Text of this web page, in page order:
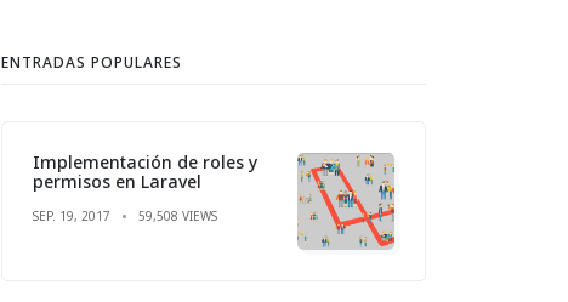
ENTRADAS POPULARES
Implementación de roles y
permisos en Laravel
SEP. 19, 2017 59,508 VIEWS